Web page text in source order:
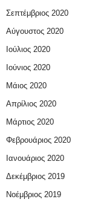
Σεπτέμβριος 2020
Αύγουστος 2020
Ιούλιος 2020
Ιούνιος 2020
Μάιος 2020
Απρίλιος 2020
Μάρτιος 2020
Φεβρουάριος 2020
Ιανουάριος 2020
Δεκέμβριος 2019
Νοέμβριος 2019